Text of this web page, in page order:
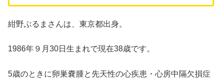
紺野ぶるまさんは、東京都出身。
1986年９月30日生まれで現在38歳です。
5歳のときに卵巣嚢腫と先天性の心疾患・心房中隔欠損症